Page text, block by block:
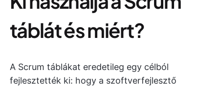
táblát és miért?
A Scrum táblákat eredetileg egy célból
fejlesztették ki: hogy a szoftverfejlesztő